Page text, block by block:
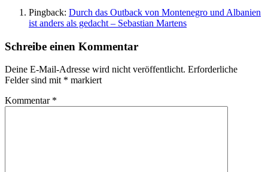
Pingback: Durch das Outback von Montenegro und Albanien
ist anders als gedacht – Sebastian Martens
Schreibe einen Kommentar
Deine E-Mail-Adresse wird nicht veröffentlicht. Erforderliche
Felder sind mit * markiert
Kommentar *